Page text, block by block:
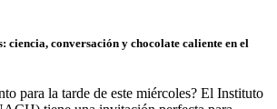
ciencia, conversación y chocolate caliente en el
para la tarde de este miércoles? El Instituto